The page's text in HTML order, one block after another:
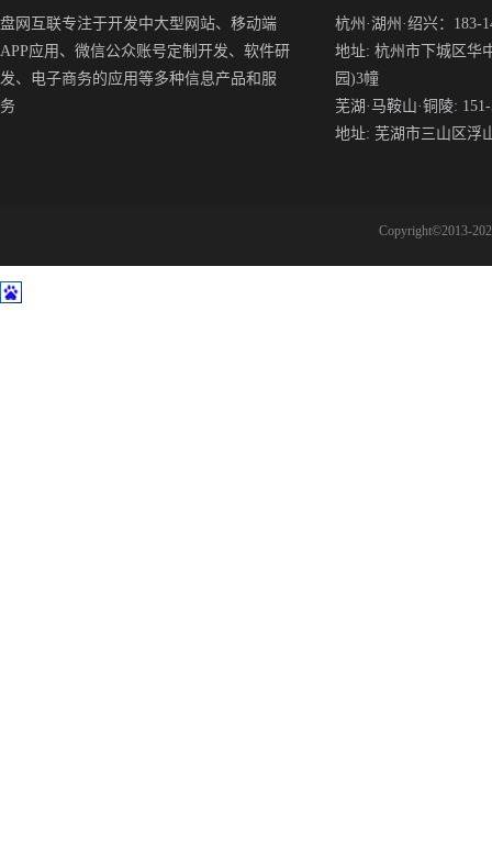
盘网互联专注于开发中大型网站、移动端
APP应用、微信公众账号定制开发、软件研
发、电子商务的应用等多种信息产品和服
务
杭州·湖州·绍兴：183-
地址: 杭州市下城区华
园)3幢
芜湖·马鞍山·铜陵:
地址: 芜湖市三山区浮
Copyright©2013-